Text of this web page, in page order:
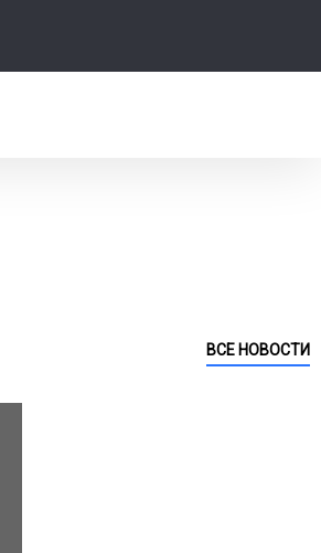
ВСЕ НОВОСТИ